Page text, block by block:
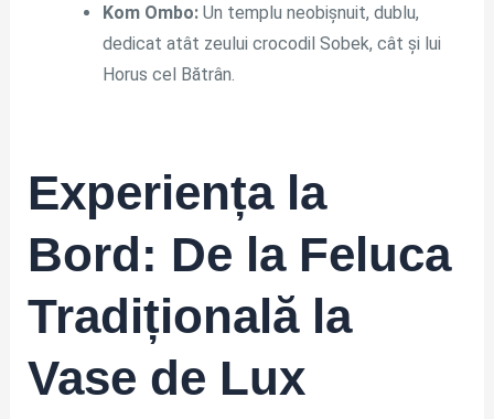
Kom Ombo:Un templu neobișnuit, dublu,
dedicat atât zeului crocodil Sobek, cât și lui
Horus cel Bătrân.
Experiența la
Bord: De la Feluca
Tradițională la
Vase de Lux